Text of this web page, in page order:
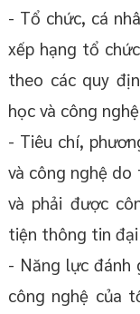
- Tổ chức, cá
xếp hạng tổ
theo các quy
học và công
- Tiêu chí,
và công nghệ
và phải được
tiện thông tin đại
- Năng lực đánh
công nghệ của